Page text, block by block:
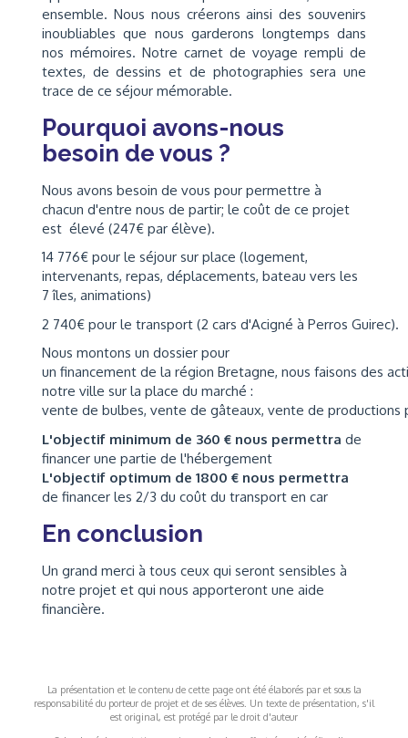
ensemble. Nous nous créerons ainsi des souvenirs
inoubliables que nous garderons longtemps dans
nos mémoires. Notre carnet de voyage rempli de
textes, de dessins et de photographies sera une
trace de ce séjour mémorable.
Pourquoi avons-nous
besoin de vous ?
Nous avons besoin de vous pour permettre à
chacun d'entre nous de partir; le coût de ce projet
est élevé (247€ par élève).
14 776€ pour le séjour sur place (logement,
intervenants, repas, déplacements, bateau vers les
7 îles, animations)
2 740€ pour le transport (2 cars d'Acigné à Perros Guirec).
Nous montons un dossier pour
un financement de la région Bretagne, nous faisons des
notre ville sur la place du marché :
vente de bulbes, vente de gâteaux, vente de productions
L'objectif minimum de 360 € nous permettra de
financer une partie de l'hébergement
L'objectif optimum de 1800 € nous permettra
de financer les 2/3 du coût du transport en car
En conclusion
Un grand merci à tous ceux qui seront sensibles à
notre projet et qui nous apporteront une aide
financière.
La présentation et le contenu de cette page ont été élaborés par et sous la
responsabilité du porteur de projet et de ses élèves. Un texte de présentation, s'il
est original, est protégé par le droit d'auteur